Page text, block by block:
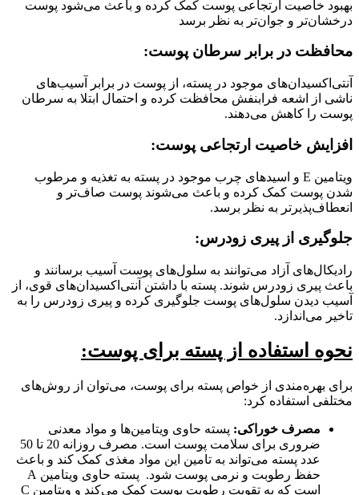
بهبود خاصیت ارتجاعی پوست کمک کرده و باعث می‌شود پوست
درخشان‌تر و جوان‌تر به نظر برسد
محافظت در برابر سرطان پوست:
آنتی‌اکسیدان‌های موجود در پسته، از پوست در برابر آسیب‌های
ناشی از اشعه فرابنفش محافظت کرده و احتمال ابتلا به سرطان
پوست را کاهش می‌دهند.
افزایش خاصیت ارتجاعی پوست:
ویتامین E و اسیدهای چرب موجود در پسته به تغذیه و مرطوب
شدن پوست کمک کرده و باعث می‌شوند پوست صاف‌تر و
انعطاف‌پذیرتر به نظر برسد.
جلوگیری از پیری زودرس:
رادیکال‌های آزاد می‌توانند به سلول‌های پوست آسیب برسانند و
باعث پیری زودرس شوند. پسته با داشتن آنتی‌اکسیدان‌های قوی، از
آسیب دیدن سلول‌های پوست جلوگیری کرده و پیری زودرس را به
تاخیر می‌اندازد.
نحوه استفاده از پسته برای پوست:
برای بهره‌مندی از خواص پسته برای پوست، می‌توان از روش‌های
مختلفی استفاده کرد:
مصرف خوراکی: پسته حاوی ویتامین‌ها و مواد معدنی
ضروری برای سلامت پوست است. مصرف روزانه 20 تا 50
عدد پسته می‌تواند به تامین این مواد مغذی کمک کند و باعث
حفظ رطوبت و نرمی پوست شود. پسته حاوی ویتامین A
است که به تقویت رطوبت پوست کمک می‌کند و ویتامین C